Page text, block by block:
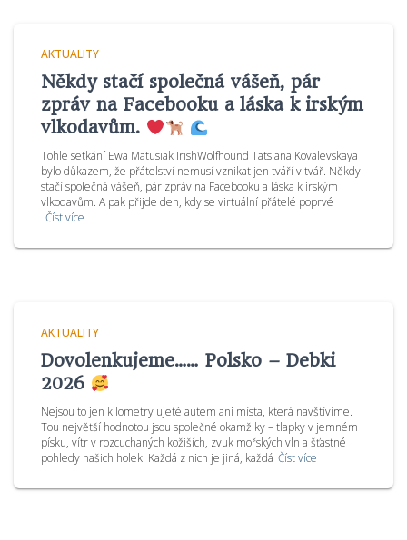
AKTUALITY
Někdy stačí společná vášeň, pár
zpráv na Facebooku a láska k irským
vlkodavům.
Tohle setkání Ewa Matusiak IrishWolfhound Tatsiana Kovalevskaya
bylo důkazem, že přátelství nemusí vznikat jen tváří v tvář. Někdy
stačí společná vášeň, pár zpráv na Facebooku a láska k irským
vlkodavům. A pak přijde den, kdy se virtuální přátelé poprvé
Číst více
AKTUALITY
Dovolenkujeme…… Polsko – Debki
2026
Nejsou to jen kilometry ujeté autem ani místa, která navštívíme.
Tou největší hodnotou jsou společné okamžiky – tlapky v jemném
písku, vítr v rozcuchaných kožiších, zvuk mořských vln a šťastné
pohledy našich holek. Každá z nich je jiná, každá Číst více